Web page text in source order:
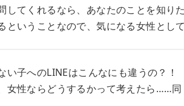
してくれるなら、あなたのことを知り
ということなので、気になる女性とし
い子へのLINEはこんなにも違うの？！
女性ならどうするかって考えたら……同